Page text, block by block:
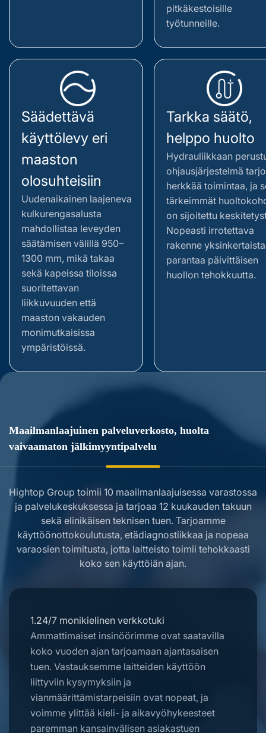
pitkäkestoisille
työtunneille.
Säädettävä
käyttölevy eri
maaston
olosuhteisiin
Uudenaikainen laajeneva
kulkurengasalusta
mahdollistaa leveyden
säätämisen välillä 950–
1300 mm, mikä takaa
sekä kapeissa tiloissa
suoritettavan
liikkuvuuden että
maaston vakauden
monimutkaisissa
ympäristöissä.
Tarkka säätö,
helppo huolto
Hydrauliikkaan
ohjausjärjestelmä
herkkää toimintaa, ja
tärkeimmät
on sijoitettu
Nopeasti irrotettava
rakenne
parantaa päivittäisen
huollon tehokkuutta.
Maailmanlaajuinen palveluverkosto, huolta
vaivaamaton jälkimyyntipalvelu
Hightop Group toimii 10 maailmanlaajuisessa varastossa
ja palvelukeskuksessa ja tarjoaa 12 kuukauden takuun
sekä elinikäisen teknisen tuen. Tarjoamme
käyttöönottokoulutusta, etädiagnostiikkaa ja nopeaa
varaosien toimitusta, jotta laitteisto toimii tehokkaasti
koko sen käyttöiän ajan.
1.24/7 monikielinen verkkotuki
Ammattimaiset insinöörimme ovat saatavilla
koko vuoden ajan tarjoamaan ajantasaisen
tuen. Vastauksemme laitteiden käyttöön
liittyviin kysymyksiin ja
vianmäärittämistarpeisiin ovat nopeat, ja
voimme ylittää kieli- ja aikavyöhykeesteet
paremman kansainvälisen asiakastuen